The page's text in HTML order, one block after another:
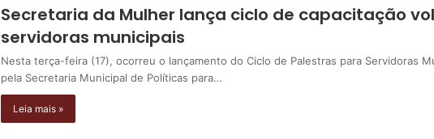
Secretaria da Mulher lança ciclo de capacitação
servidoras municipais
Nesta terça-feira (17), ocorreu o lançamento do Ciclo de Palestras para Servidoras
pela Secretaria Municipal de Políticas para…
Leia mais »